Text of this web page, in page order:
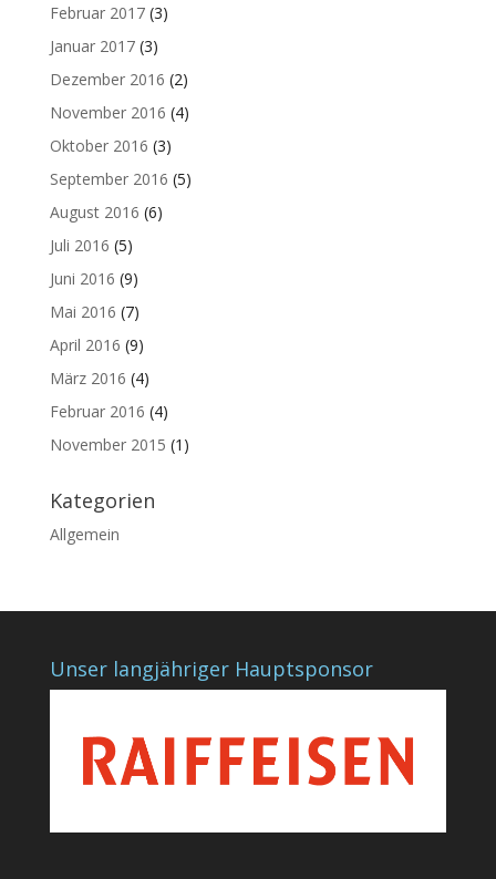
Februar 2017(3)
Januar 2017(3)
Dezember 2016 (2)
November 2016 (4)
Oktober 2016 (3)
September 2016 (5)
August 2016 (6)
Juli 2016 (5)
Juni 2016 (9)
Mai 2016 (7)
April 2016 (9)
März 2016 (4)
Februar 2016 (4)
November 2015 (1)
Kategorien
Allgemein
Unser langjähriger Hauptsponsor